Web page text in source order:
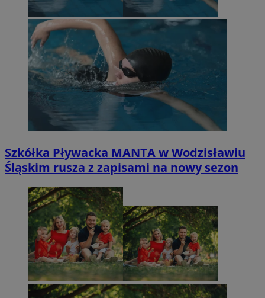
Szkółka Pływacka MANTA w Wodzisławiu
Śląskim rusza z zapisami na nowy sezon